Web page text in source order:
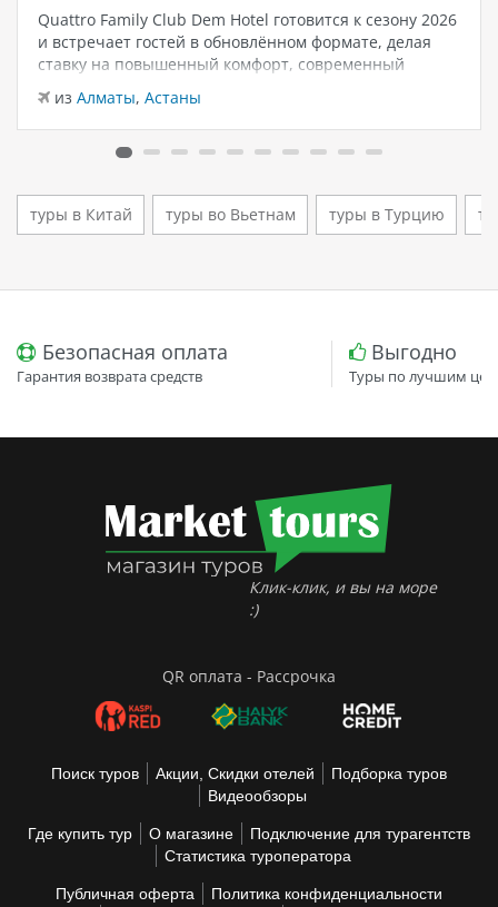
Quattro Family Club Dem Hotel готовится к сезону 2026
и встречает гостей в обновлённом формате, делая
ставку на повышенный комфорт, современный
дизайн и атмосферу спокойного семейного отдыха у
моря. Отель остаётся популярным выбором для тех,
кто ищет семейный отель в…
из Алматы, Астаны
туры в Китай туры во Вьетнам туры в Турцию
Безопасная оплата
Гарантия возврата средств
Выгодно
Туры по лучшим
Клик-клик, и вы на море
:)
QR оплата - Рассрочка
Поиск туров Акции, Скидки отелей
Подборка туров
Видеообзоры
Где купить тур О магазине
Подключение для турагентств
Статистика туроператора
Публичная оферта Политика конфиденциальности